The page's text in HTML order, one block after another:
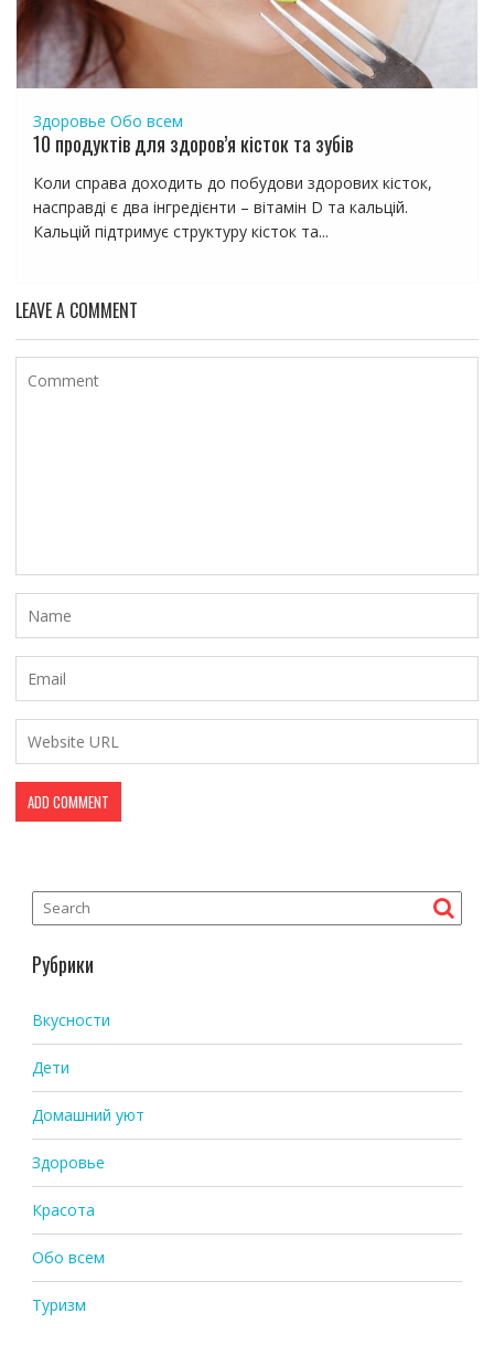
Здоровье Обо всем
10 продуктів для здоров’я кісток та зубів
Коли справа доходить до побудови здорових кісток,
насправді є два інгредієнти – вітамін D та кальцій.
Кальцій підтримує структуру кісток та...
LEAVE A COMMENT
Рубрики
Вкусности
Дети
Домашний уют
Здоровье
Красота
Обо всем
Туризм